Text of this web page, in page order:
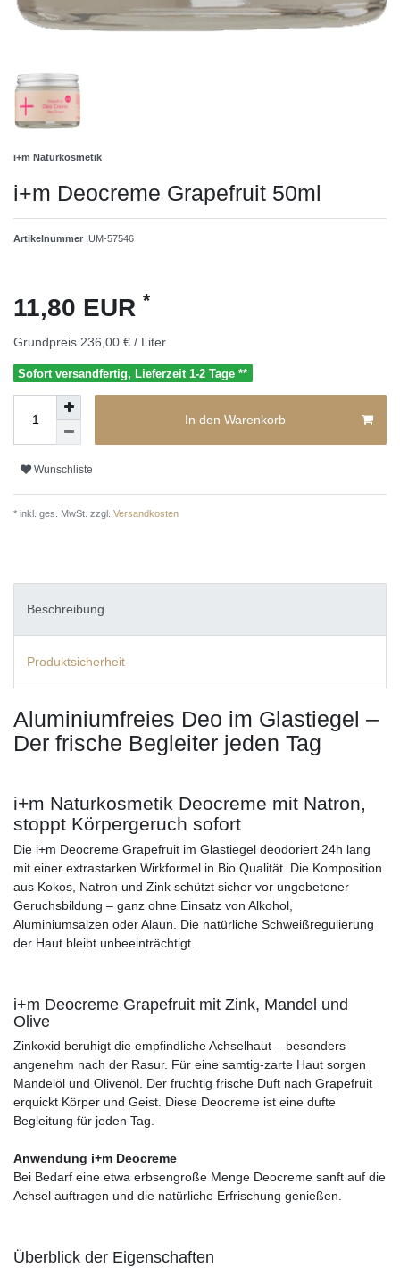
i+m Naturkosmetik
i+m Deocreme Grapefruit 50ml
Artikelnummer IUM-57546
11,80 EUR *
Grundpreis 236,00 € / Liter
Sofort versandfertig, Lieferzeit 1-2 Tage **
In den Warenkorb
Wunschliste
* inkl. ges. MwSt. zzgl. Versandkosten
Beschreibung
Produktsicherheit
Aluminiumfreies Deo im Glastiegel –
Der frische Begleiter jeden Tag
i+m Naturkosmetik Deocreme mit Natron,
stoppt Körpergeruch sofort
Die i+m Deocreme Grapefruit im Glastiegel deodoriert 24h lang
mit einer extrastarken Wirkformel in Bio Qualität. Die Komposition
aus Kokos, Natron und Zink schützt sicher vor ungebetener
Geruchsbildung – ganz ohne Einsatz von Alkohol,
Aluminiumsalzen oder Alaun. Die natürliche Schweißregulierung
der Haut bleibt unbeeinträchtigt.
i+m Deocreme Grapefruit mit Zink, Mandel und
Olive
Zinkoxid beruhigt die empfindliche Achselhaut – besonders
angenehm nach der Rasur. Für eine samtig-zarte Haut sorgen
Mandelöl und Olivenöl. Der fruchtig frische Duft nach Grapefruit
erquickt Körper und Geist. Diese Deocreme ist eine dufte
Begleitung für jeden Tag.
Anwendung i+m Deocreme
Bei Bedarf eine etwa erbsengroße Menge Deocreme sanft auf die
Achsel auftragen und die natürliche Erfrischung genießen.
Überblick der Eigenschaften